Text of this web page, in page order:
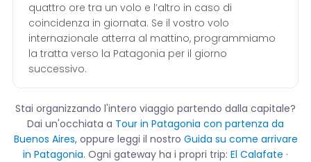
quattro ore tra un volo e l’altro in caso di
coincidenza in giornata. Se il vostro volo
internazionale atterra al mattino, programmiamo
la tratta verso la Patagonia per il giorno
successivo.
Stai organizzando l'intero viaggio partendo dalla capitale?
Dai un'occhiata a Tour in Patagonia con partenza da
Buenos Aires, oppure leggi il nostro Guida su come arrivare
in Patagonia. Ogni gateway ha i propri trip: El Calafate ·